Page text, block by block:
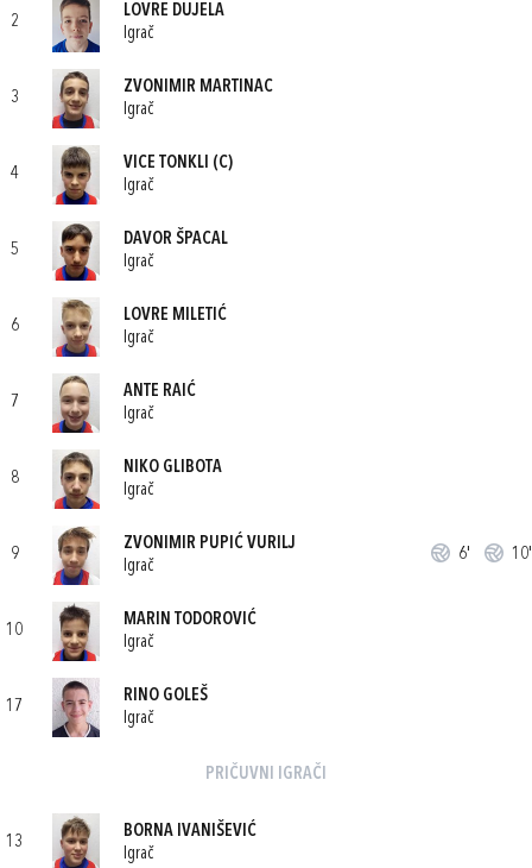
2
LOVRE DUJELA
Igrač
3
ZVONIMIR MARTINAC
Igrač
4
VICE TONKLI (C)
Igrač
5
DAVOR ŠPACAL
Igrač
6
LOVRE MILETIĆ
Igrač
7
ANTE RAIĆ
Igrač
8
NIKO GLIBOTA
Igrač
9
ZVONIMIR PUPIĆ VURILJ
Igrač
6' 10'
10
MARIN TODOROVIĆ
Igrač
17
RINO GOLEŠ
Igrač
PRIČUVNI IGRAČI
13
BORNA IVANIŠEVIĆ
Igrač